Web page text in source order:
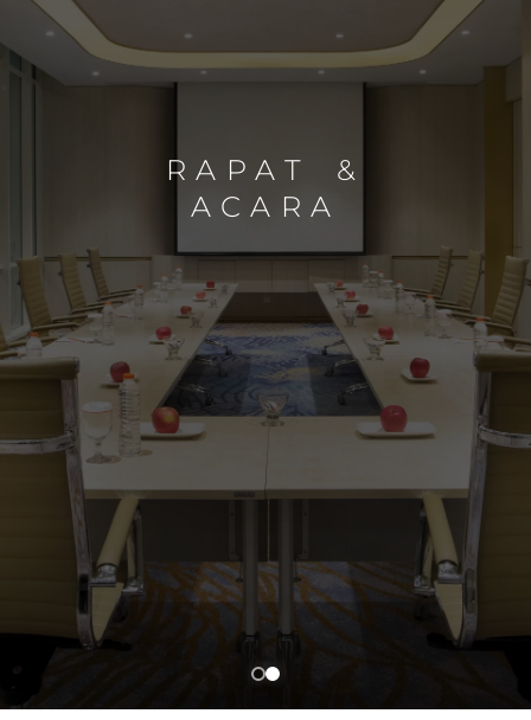
RAPAT &
ACARA